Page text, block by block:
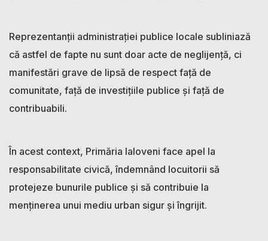
Reprezentanții administrației publice locale subliniază
că astfel de fapte nu sunt doar acte de neglijență, ci
manifestări grave de lipsă de respect față de
comunitate, față de investițiile publice și față de
contribuabili.
În acest context, Primăria Ialoveni face apel la
responsabilitate civică, îndemnând locuitorii să
protejeze bunurile publice și să contribuie la
menținerea unui mediu urban sigur și îngrijit.